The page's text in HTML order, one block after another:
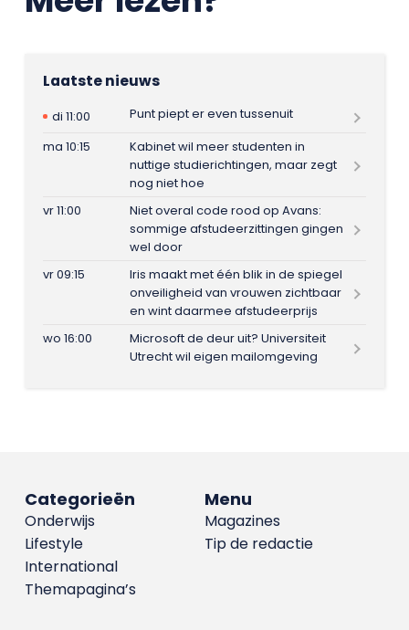
Laatste nieuws
di 11:00
Punt piept er even tussenuit
ma 10:15
Kabinet wil meer studenten in
nuttige studierichtingen, maar zegt
nog niet hoe
vr 11:00
Niet overal code rood op Avans:
sommige afstudeerzittingen gingen
wel door
vr 09:15
Iris maakt met één blik in de spiegel
onveiligheid van vrouwen zichtbaar
en wint daarmee afstudeerprijs
wo 16:00
Microsoft de deur uit? Universiteit
Utrecht wil eigen mailomgeving
Menu
Magazines
Tip de redactie
Categorieën
Onderwijs
Lifestyle
International
Themapagina’s